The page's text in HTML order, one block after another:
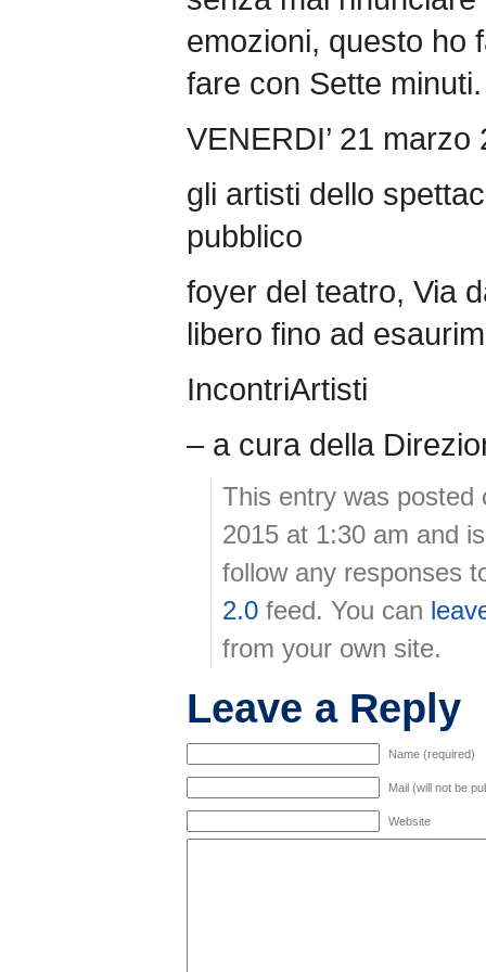
emozioni, questo ho
fare con Sette
VENERDI’ 21
gli artisti dello
pubblico
foyer del teatro, Via
libero fino ad
IncontriArtisti
– a cura della
This entry was posted
2015 at 1:30 am and
follow any responses
2.0 feed. You can
from your own site.
Leave a Reply
Name (required)
Mail (will not be
Website